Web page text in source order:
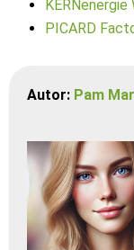
PICARD
Autor: Pam